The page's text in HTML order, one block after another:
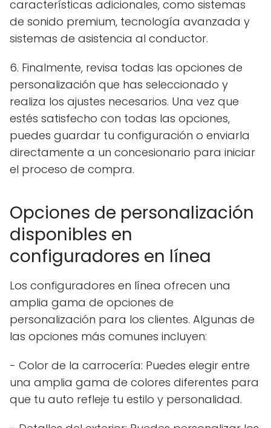
características adicionales, como sistemas
de sonido premium, tecnología avanzada y
sistemas de asistencia al conductor.
6. Finalmente, revisa todas las opciones de
personalización que has seleccionado y
realiza los ajustes necesarios. Una vez que
estés satisfecho con todas las opciones,
puedes guardar tu configuración o enviarla
directamente a un concesionario para iniciar
el proceso de compra.
Opciones de personalización
disponibles en
configuradores en línea
Los configuradores en línea ofrecen una
amplia gama de opciones de
personalización para los clientes. Algunas de
las opciones más comunes incluyen:
- Color de la carrocería: Puedes elegir entre
una amplia gama de colores diferentes para
que tu auto refleje tu estilo y personalidad.